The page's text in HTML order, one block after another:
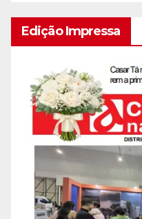
Edição Impressa